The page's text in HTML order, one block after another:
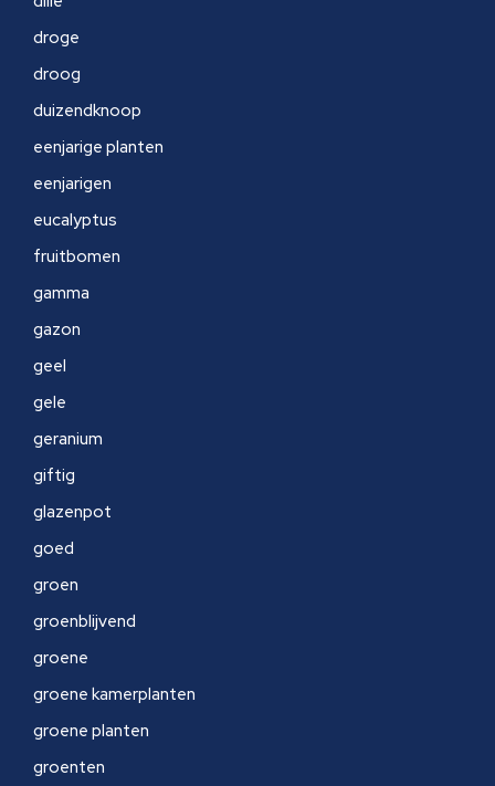
droge
droog
duizendknoop
eenjarige planten
eenjarigen
eucalyptus
fruitbomen
gamma
gazon
geel
gele
geranium
giftig
glazenpot
goed
groen
groenblijvend
groene
groene kamerplanten
groene planten
groenten